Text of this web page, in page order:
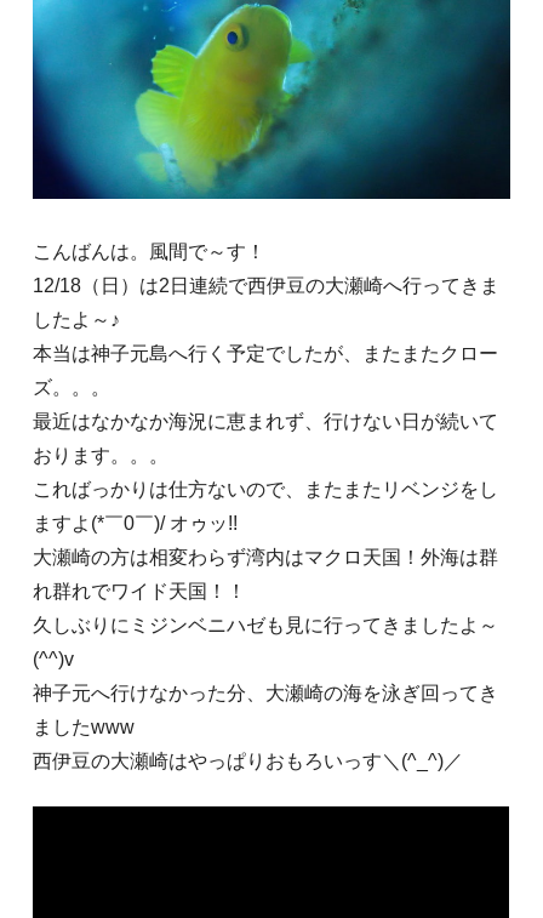
こんばんは。風間で～す！
12/18（日）は2日連続で西伊豆の大瀬崎へ行ってきま
したよ～♪
本当は神子元島へ行く予定でしたが、またまたクロー
ズ。。。
最近はなかなか海況に恵まれず、行けない日が続いて
おります。。。
こればっかりは仕方ないので、またまたリベンジをし
ますよ(*￣0￣)/ オゥッ!!
大瀬崎の方は相変わらず湾内はマクロ天国！外海は群
れ群れでワイド天国！！
久しぶりにミジンベニハゼも見に行ってきましたよ～
(^^)v
神子元へ行けなかった分、大瀬崎の海を泳ぎ回ってき
ましたwww
西伊豆の大瀬崎はやっぱりおもろいっす＼(^_^)／